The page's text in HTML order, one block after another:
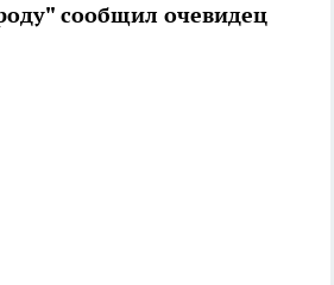
сообщил очевидец